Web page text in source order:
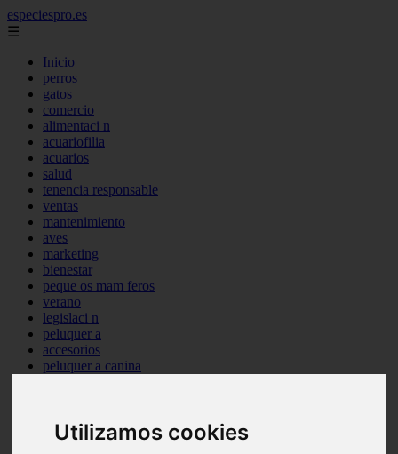
Utilizamos cookies
especiespro.es
☰
Inicio
perros
gatos
comercio
alimentaci n
acuariofilia
acuarios
salud
tenencia responsable
ventas
mantenimiento
aves
marketing
bienestar
peque os mam feros
verano
legislaci n
peluquer a
accesorios
peluquer a canina
protagonistas
reptiles